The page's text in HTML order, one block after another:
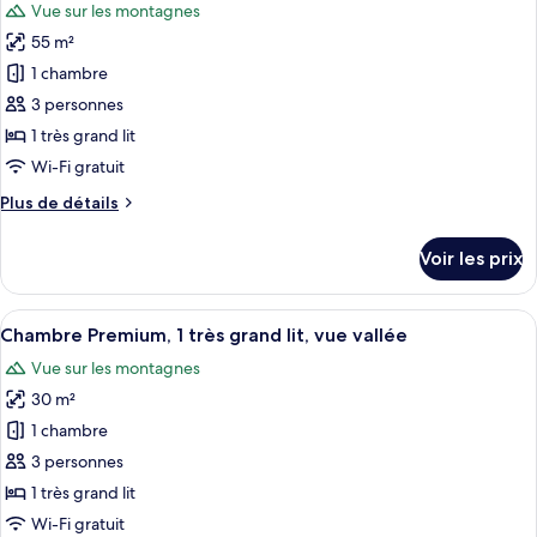
Chambre
Deluxe,
très
grand
lit
les
photos
pour
ce
type
de
chambre :
Suite,
fumeurs,
vue
vallée
Vue sur les montagnes
55 m²
1 chambre
3 personnes
1 très grand lit
Wi-Fi gratuit
Plus de détails
Plus
le
type
de
Suite,
chambre,
fumeurs,
vue
vallée
Voir les prix
Afficher
toutes
les
photos
pour
ce
type
de
Une chambre d’hôtel avec un grand
6
Chambre Premium, 1 très grand lit, vue vallée
Vue sur les montagnes
30 m²
1 chambre
3 personnes
1 très grand lit
Wi-Fi gratuit